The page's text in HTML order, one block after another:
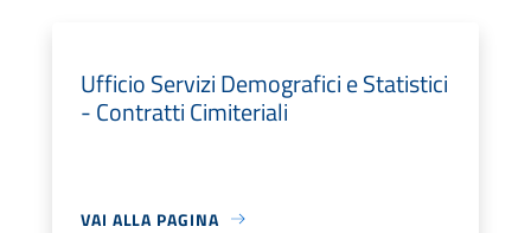
Ufficio Servizi Demografici e Statistici
- Contratti Cimiteriali
VAI ALLA PAGINA